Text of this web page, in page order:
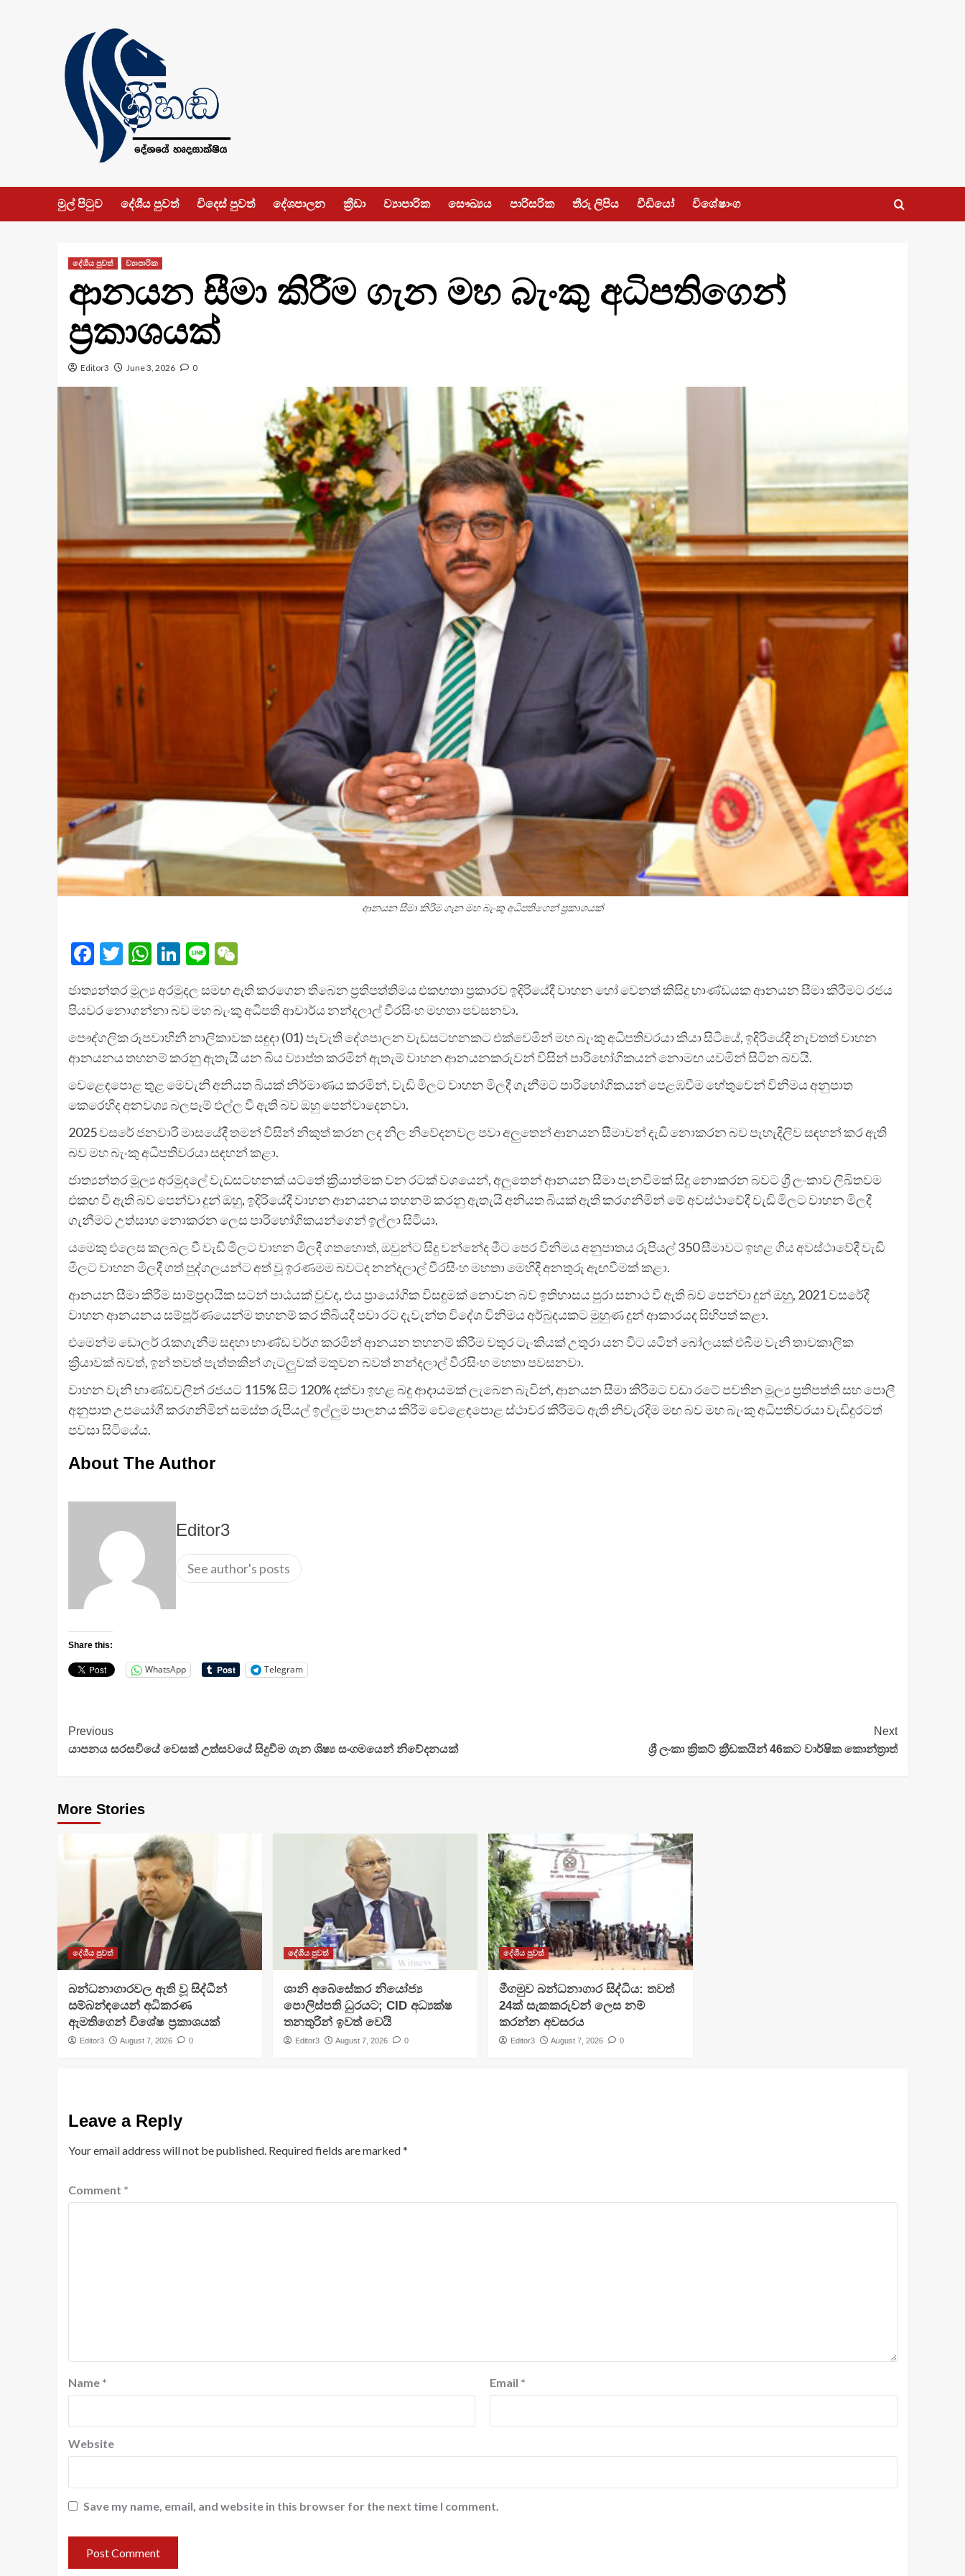
මුල් පිටුව දේශීය පුවත් විදෙස් පුවත් දේශපාලන ක්‍රීඩා ව්‍යාපාරික සෞඛ්‍යය පාරිසරික තීරු ලිපිය වීඩියෝ විශේෂාංග
දේශීය පුවත් ව්‍යාපාරික
ආනයන සීමා කිරීම ගැන මහ බැංකු අධිපතිගෙන්
ප්‍රකාශයක්
Editor3 June 3, 2026 0
ආනයන සීමා කිරීම ගැන මහ බැංකු අධිපතිගෙන් ප්‍රකාශයක්
Facebook
Twitter
WhatsApp
LinkedIn
LineWeChat
ජාත්‍යන්තර මූල්‍ය අරමුදල සමඟ ඇති කරගෙන තිබෙන ප්‍රතිපත්තිමය එකඟතා ප්‍රකාරව ඉදිරියේදී වාහන හෝ වෙනත් කිසිදු භාණ්ඩයක ආනයන සීමා කිරීමට රජය
පියවර නොගන්නා බව මහ බැංකු අධිපති ආචාර්ය නන්දලාල් වීරසිංහ මහතා පවසනවා.
පෞද්ගලික රූපවාහිනී නාලිකාවක සඳුදා (01) පැවැති දේශපාලන වැඩසටහනකට එක්වෙමින් මහ බැංකු අධිපතිවරයා කියා සිටියේ, ඉදිරියේදී නැවතත් වාහන
ආනයනය තහනම් කරනු ඇතැයි යන බිය ව්‍යාප්ත කරමින් ඇතැම් වාහන ආනයනකරුවන් විසින් පාරිභෝගිකයන් නොමඟ යවමින් සිටින බවයි.
වෙළෙඳපොළ තුළ මෙවැනි අනියත බියක් නිර්මාණය කරමින්, වැඩි මිලට වාහන මිලදී ගැනීමට පාරිභෝගිකයන් පෙළඹවීම හේතුවෙන් විනිමය අනුපාත
කෙරෙහිද අනවශ්‍ය බලපෑම් එල්ල වී ඇති බව ඔහු පෙන්වාදෙනවා.
2025 වසරේ ජනවාරි මාසයේදී තමන් විසින් නිකුත් කරන ලද නිල නිවේදනවල පවා අලුතෙන් ආනයන සීමාවන් දැඩි නොකරන බව පැහැදිලිව සඳහන් කර ඇති
බව මහ බැංකු අධිපතිවරයා සඳහන් කළා.
ජාත්‍යන්තර මූල්‍ය අරමුදලේ වැඩසටහනක් යටතේ ක්‍රියාත්මක වන රටක් වශයෙන්, අලුතෙන් ආනයන සීමා පැනවීමක් සිදු නොකරන බවට ශ්‍රී ලංකාව ලිඛිතවම
එකඟ වී ඇති බව පෙන්වා දුන් ඔහු, ඉදිරියේදී වාහන ආනයනය තහනම් කරනු ඇතැයි අනියත බියක් ඇති කරගනිමින් මේ අවස්ථාවේදී වැඩි මිලට වාහන මිලදී
ගැනීමට උත්සාහ නොකරන ලෙස පාරිභෝගිකයන්ගෙන් ඉල්ලා සිටියා.
යමෙකු එලෙස කලබල වී වැඩි මිලට වාහන මිලදී ගතහොත්, ඔවුන්ට සිදු වන්නේද මීට පෙර විනිමය අනුපාතය රුපියල් 350 සීමාවට ඉහළ ගිය අවස්ථාවේදී වැඩි
මිලට වාහන මිලදී ගත් පුද්ගලයන්ට අත් වූ ඉරණමම බවටද නන්දලාල් වීරසිංහ මහතා මෙහිදී අනතුරු ඇඟවීමක් කළා.
ආනයන සීමා කිරීම සාම්ප්‍රදායික සටන් පාඨයක් වුවද, එය ප්‍රායෝගික විසඳුමක් නොවන බව ඉතිහාසය පුරා සනාථ වී ඇති බව පෙන්වා දුන් ඔහු, 2021 වසරේදී
වාහන ආනයනය සම්පූර්ණයෙන්ම තහනම් කර තිබියදී පවා රට දැවැන්ත විදේශ විනිමය අර්බුදයකට මුහුණ දුන් ආකාරයද සිහිපත් කළා.
එමෙන්ම ඩොලර් රැකගැනීම සඳහා භාණ්ඩ වර්ග කරමින් ආනයන තහනම් කිරීම වතුර ටැංකියක් උතුරා යන විට යටින් බෝලයක් එබීම වැනි තාවකාලික
ක්‍රියාවක් බවත්, ඉන් තවත් පැත්තකින් ගැටලුවක් මතුවන බවත් නන්දලාල් වීරසිංහ මහතා පවසනවා.
වාහන වැනි භාණ්ඩවලින් රජයට 115% සිට 120% දක්වා ඉහළ බදු ආදායමක් ලැබෙන බැවින්, ආනයන සීමා කිරීමට වඩා රටේ පවතින මූල්‍ය ප්‍රතිපත්ති සහ පොලී
අනුපාත උපයෝගී කරගනිමින් සමස්ත රුපියල් ඉල්ලුම පාලනය කිරීම වෙළෙඳපොළ ස්ථාවර කිරීමට ඇති නිවැරදිම මඟ බව මහ බැංකු අධිපතිවරයා වැඩිදුරටත්
පවසා සිටියේය.
About The Author
Editor3
See author's posts
Share this:
WhatsApp Telegram
Continue
Reading
Previous
යාපනය සරසවියේ වෙසක් උත්සවයේ සිදුවීම ගැන ශිෂ්‍ය සංගමයෙන් නිවේදනයක්
Next
ශ්‍රී ලංකා ක්‍රිකට් ක්‍රීඩකයින් 46කට වාර්ෂික කොන්ත්‍රාත්
More Stories
දේශීය පුවත්
බන්ධනාගාරවල ඇති වූ සිද්ධීන්
සම්බන්ඳයෙන් අධිකරණ
ඇමතිගෙන් විශේෂ ප්‍රකාශයක්
Editor3 August 7, 2026 0
දේශීය පුවත්
ශානි අබේසේකර නියෝජ්‍ය
පොලිස්පති ධුරයට; CID අධ්‍යක්ෂ
තනතුරින් ඉවත් වෙයි
Editor3 August 7, 2026 0
දේශීය පුවත්
මීගමුව බන්ධනාගාර සිද්ධිය: තවත්
24ක් සැකකරුවන් ලෙස නම්
කරන්න අවසරය
Editor3 August 7, 2026 0
Leave a Reply
Your email address will not be published. Required fields are marked*
Comment *
Name * Email *
Website
Save my name, email, and website in this browser for the next time I comment.